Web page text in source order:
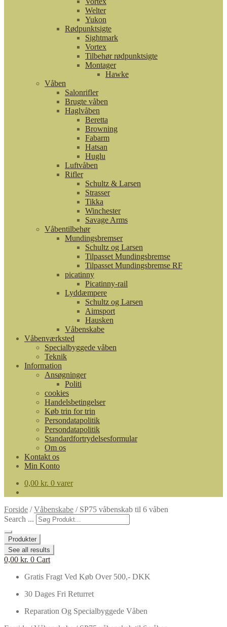
Welter
Yukon
Rødpunktsigte
Sightmark
Vortex
Tilbehør rødpunktsigte
Montager
Hawke
Våben
Salonrifler
Brugte våben
Haglvåben
Beretta
Browning
Fabarm
Hatsan
Huglu
Luftvåben
Rifler
Schultz & Larsen
Strasser
Tikka
Winchester
Savage Arms
Våbentilbehør
Mundingsbremser
Schultz og Larsen
Tilpasset Mundingsbremse
Tilpasset Mundingsbremse RF
picatinny
Picatinny-rail
Lyddæmpere
Schultz og Larsen
Aimsport
Hausken
Våbenskabe
Våbenværksted
Specialbyggede våben
Teknik
Information
Ansøgninger
Politi
cookies
Handelsbetingelser
Køb trin for trin
Persondatapolitik
Persondatapolitik
Standardfortrydelsesformular
Om os
Kontakt os
Min Konto
0,00 kr. 0 varer
Forside /Våbenskabe / SP75 våbenskab til 6 våben
Search ...
Produkter
See all results
0,00 kr. 0 Cart
Gratis Fragt Ved Køb Over 500,- DKK
30 Dages Fri Returret
Reparation Og Specialbyggede Våben